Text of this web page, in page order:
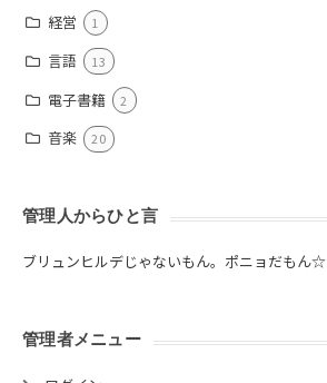
経営 1
言語 13
電子書籍 2
音楽 20
管理人からひと言
ブリュンヒルデじゃないもん。ポニョだもん☆
管理者メニュー